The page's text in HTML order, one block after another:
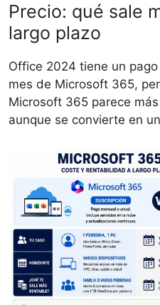
Precio: qué sale
largo plazo
Office 2024 tiene un
mes de Microsoft 365,
Microsoft 365 parece
aunque se convierte en